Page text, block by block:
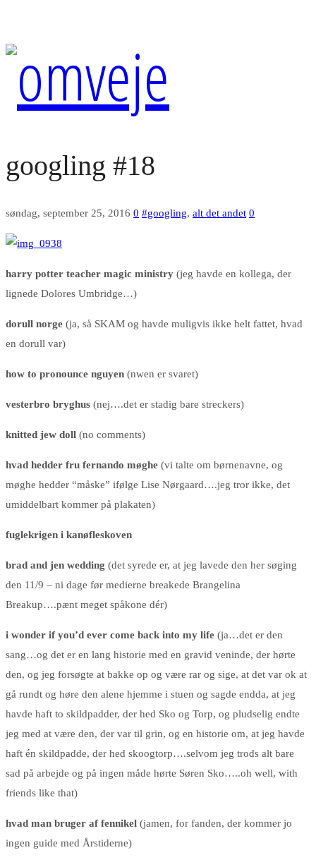
googling #18
søndag, september 25, 2016 0 #googling, alt det andet 0
harry potter teacher magic ministry (jeg havde en kollega, der
lignede Dolores Umbridge…)
dorull norge (ja, så SKAM og havde muligvis ikke helt fattet, hvad
en dorull var)
how to pronounce nguyen (nwen er svaret)
vesterbro bryghus (nej….det er stadig bare streckers)
knitted jew doll (no comments)
hvad hedder fru fernando møghe (vi talte om børnenavne, og
møghe hedder “måske” ifølge Lise Nørgaard….jeg tror ikke, det
umiddelbart kommer på plakaten)
fuglekrigen i kanøfleskoven
brad and jen wedding (det syrede er, at jeg lavede den her søging
den 11/9 – ni dage før medierne breakede Brangelina
Breakup….pænt meget spåkone dér)
i wonder if you’d ever come back into my life (ja…det er den
sang…og det er en lang historie med en gravid veninde, der hørte
den, og jeg forsøgte at bakke op og være rar og sige, at det var ok at
gå rundt og høre den alene hjemme i stuen og sagde endda, at jeg
havde haft to skildpadder, der hed Sko og Torp, og pludselig endte
jeg med at være den, der var til grin, og en historie om, at jeg havde
haft én skildpadde, der hed skoogtorp….selvom jeg trods alt bare
sad på arbejde og på ingen måde hørte Søren Sko…..oh well, with
friends like that)
hvad man bruger af fennikel (jamen, for fanden, der kommer jo
ingen guide med Årstiderne)